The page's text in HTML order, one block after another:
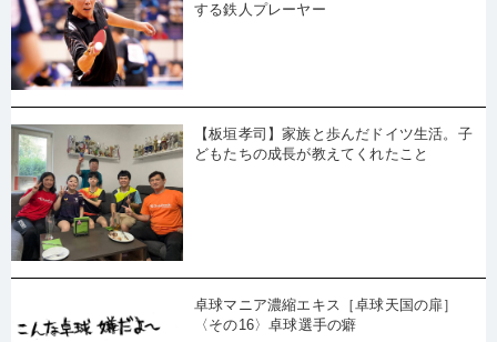
する鉄人プレーヤー
【板垣孝司】家族と歩んだドイツ生活。子
どもたちの成長が教えてくれたこと
卓球マニア濃縮エキス［卓球天国の扉］
〈その16〉卓球選手の癖